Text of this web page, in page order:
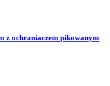
z ochraniaczem pikowanym